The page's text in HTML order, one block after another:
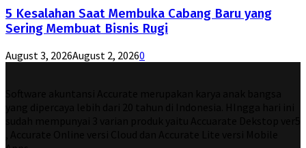
5 Kesalahan Saat Membuka Cabang Baru yang
Sering Membuat Bisnis Rugi
August 3, 2026August 2, 20260